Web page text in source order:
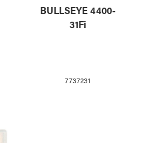
BULLSEYE 4400-
31Fi
7737231